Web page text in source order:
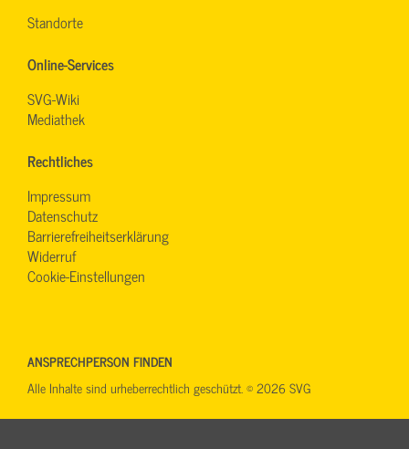
Standorte
Online-Services
SVG-Wiki
Mediathek
Rechtliches
Impressum
Datenschutz
Barrierefreiheitserklärung
Widerruf
Cookie-Einstellungen
ANSPRECHPERSON FINDEN
Alle Inhalte sind urheberrechtlich geschützt. © 2026 SVG